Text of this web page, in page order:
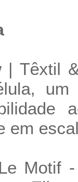
| Têxtil
em
Motif